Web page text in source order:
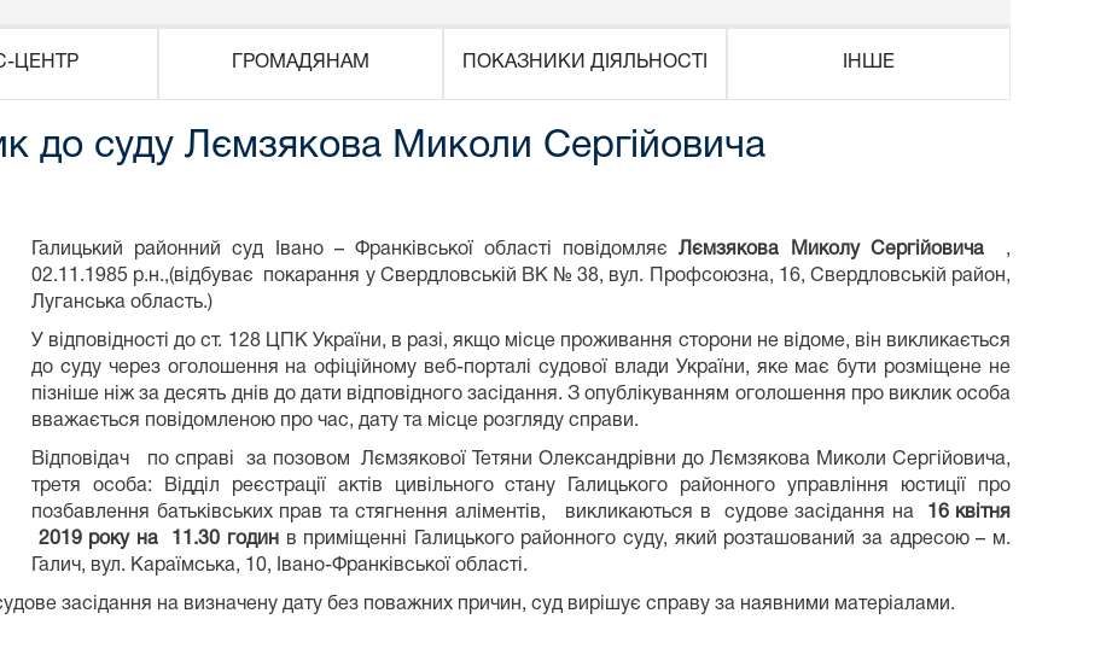
ЦЕНТР ГРОМАДЯНАМ ПОКАЗНИКИ ДІЯЛЬНОСТІ ІНШЕ
до суду Лємзякова Миколи Сергійовича
Галицький районний суд Івано – Франківської області повідомляєЛємзякова Миколу Сергійовича
,
02.11.1985 р.н.,(відбуває покарання у Свердловській ВК № 38, вул. Профсоюзна, 16, Свердловській район,
Луганська область.)
У відповідності до ст. 128 ЦПК України, в разі, якщо місце проживання сторони не відоме, він викликається
до суду через оголошення на офіційному веб-порталі судової влади України, яке має бути розміщене не
пізніше ніж за десять днів до дати відповідного засідання. З опублікуванням оголошення про виклик особа
вважається повідомленою про час, дату та місце розгляду справи.
Відповідач по справі за позовом Лємзякової Тетяни Олександрівни до Лємзякова Миколи Сергійовича,
третя особа: Відділ реєстрації актів цивільного стану Галицького районного управління юстиції про
позбавлення батьківських прав та стягнення аліментів, викликаються в судове засідання на
16 квітня
2019 року на 11.30 годин в приміщенні Галицького районного суду, який розташований за адресою – м.
Галич, вул. Караїмська, 10, Івано-Франківської області.
засідання на визначену дату без поважних причин, суд вирішує справу за наявними матеріалами.